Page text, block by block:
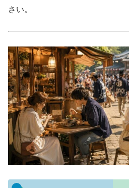
さい。